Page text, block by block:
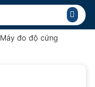
Máy đo độ cứng